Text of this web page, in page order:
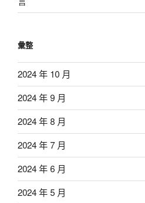
彙整
2024 年 10 月
2024 年 9 月
2024 年 8 月
2024 年 7 月
2024 年 6 月
2024 年 5 月